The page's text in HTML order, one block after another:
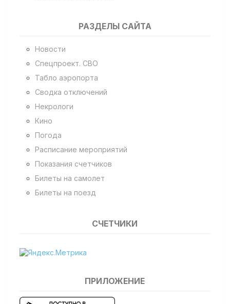
РАЗДЕЛЫ САЙТА
Новости
Спецпроект. СВО
Табло аэропорта
Сводка отключений
Некрологи
Кино
Погода
Расписание мероприятий
Показания счетчиков
Билеты на самолет
Билеты на поезд
СЧЕТЧИКИ
ПРИЛОЖЕНИЕ